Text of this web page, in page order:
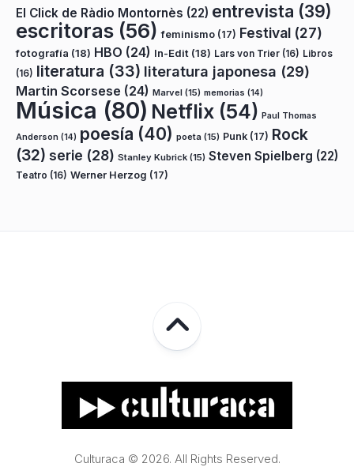
El Click de Ràdio Montornès (22) entrevista (39)
escritoras (56) feminismo (17) Festival (27)
fotografía (18) HBO (24) In-Edit (18) Lars von Trier (16) Libros
(16) literatura (33) literatura japonesa (29)
Martin Scorsese (24) Marvel (15) memorias (14)
Música (80) Netflix (54) Paul Thomas
Anderson (14) poesía (40) poeta (15) Punk (17) Rock
(32) serie (28) Stanley Kubrick (15) Steven Spielberg (22)
Teatro (16) Werner Herzog (17)
Culturaca © 2026. All Rights Reserved.